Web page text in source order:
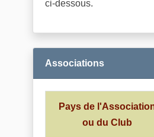
ci-dessous.
Associations
Pays de
ou du Club